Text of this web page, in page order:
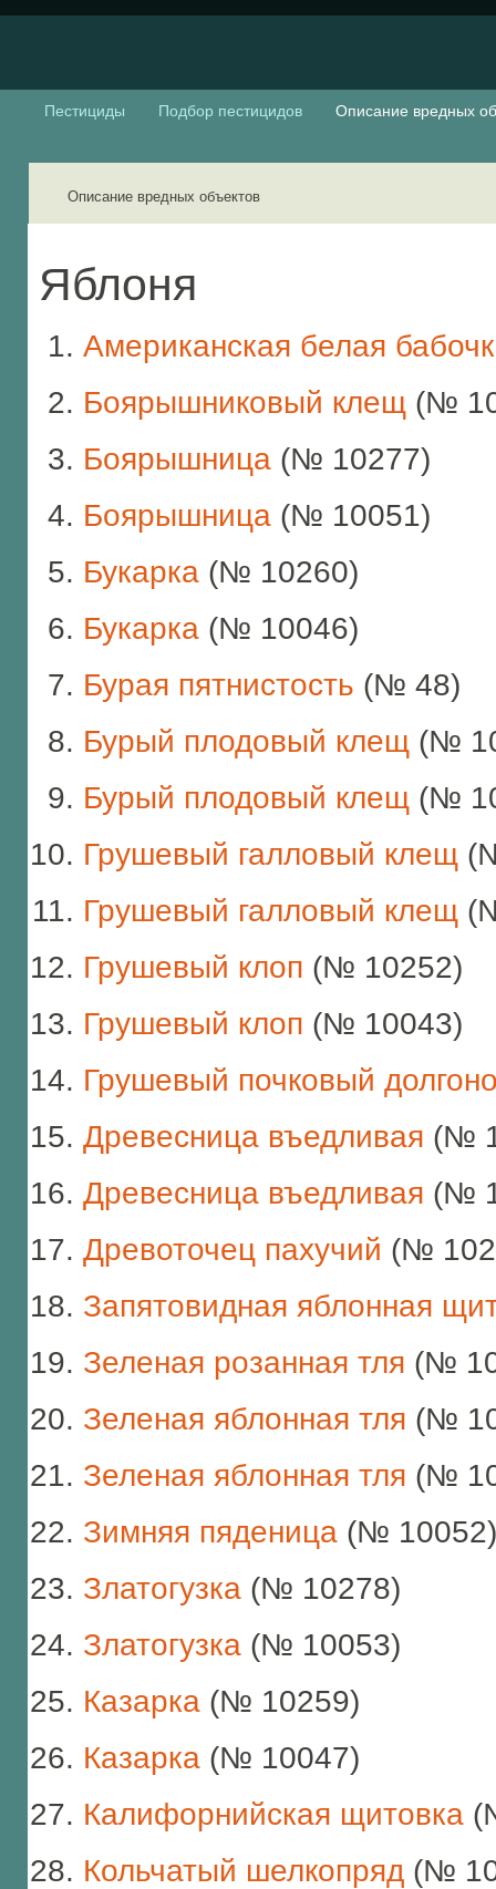
Пестициды Подбор пестицидов Описание вредных
Описание вредных объектов
Яблоня
Американская белая
Боярышниковый клещ (№
Боярышница (№ 10277)
Боярышница (№ 10051)
Букарка (№ 10260)
Букарка (№ 10046)
Бурая пятнистость (№ 48)
Бурый плодовый клещ (№
Бурый плодовый клещ (№
Грушевый галловый клещ
Грушевый галловый клещ
Грушевый клоп (№ 10252)
Грушевый клоп (№ 10043)
Грушевый почковый
Древесница въедливая (№
Древесница въедливая (№
Древоточец пахучий (№
Запятовидная яблонная
Зеленая розанная тля (№
Зеленая яблонная тля (№
Зеленая яблонная тля (№
Зимняя пяденица (№ 10052)
Златогузка (№ 10278)
Златогузка (№ 10053)
Казарка (№ 10259)
Казарка (№ 10047)
Калифорнийская щитовка
Кольчатый шелкопряд (№